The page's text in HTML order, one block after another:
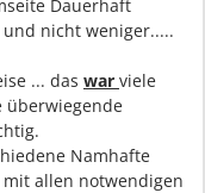
Dauerhaft
nicht weniger.....
... das war viele
überwiegende
Namhafte
allen notwendigen